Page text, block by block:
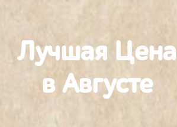
Лучшая Цена
в Августе